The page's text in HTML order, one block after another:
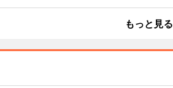
もっと見る